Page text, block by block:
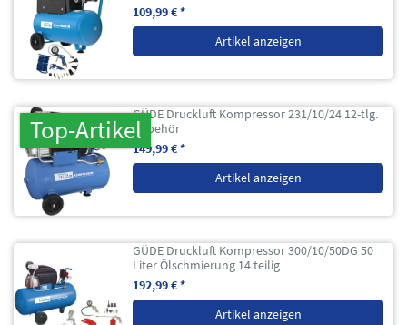
109,99 € *
Artikel anzeigen
Top-Artikel
GÜDE Druckluft Kompressor 231/10/24 12-tlg.
Zubehör
149,99 € *
Artikel anzeigen
GÜDE Druckluft Kompressor 300/10/50DG 50
Liter Ölschmierung 14 teilig
192,99 € *
Artikel anzeigen